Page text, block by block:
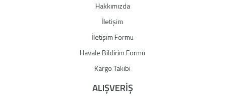
Gönder
Hakkımızda
İletişim
İletişim Formu
Havale Bildirim Formu
Kargo Takibi
ALIŞVERİŞ